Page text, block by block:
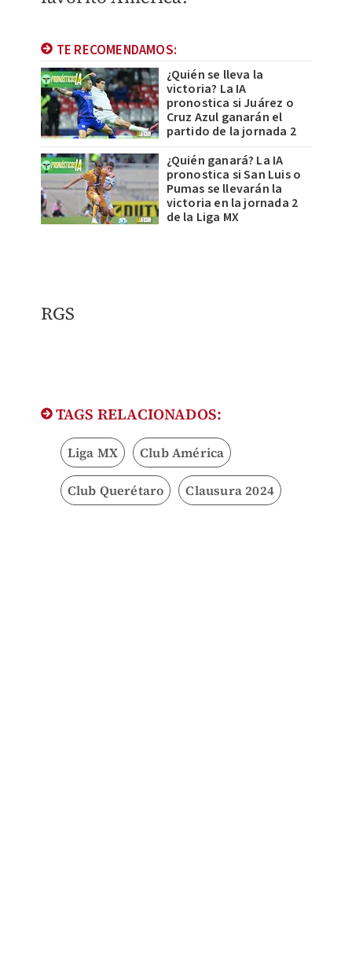
TE RECOMENDAMOS:
¿Quién se lleva la
victoria? La IA
pronostica si Juárez o
Cruz Azul ganarán el
partido de la jornada 2
¿Quién ganará? La IA
pronostica si San Luis o
Pumas se llevarán la
victoria en la jornada 2
de la Liga MX
RGS
TAGS RELACIONADOS:
Liga MX Club América
Club Querétaro Clausura 2024